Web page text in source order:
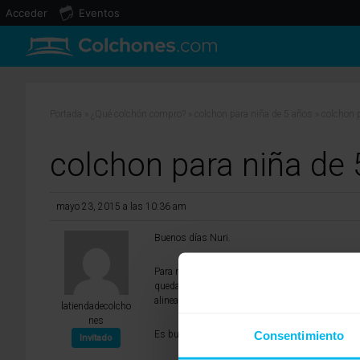
Consentimiento
colchon para niña de
mayo 23, 2015 a las 10:36 am
latiendadecolcho
nes
Invitado
Buenos días Nuri.
Para niños en edad de crecimiento, como es el
quedar siempre en posición horizontal, sin
alineará mejor la espalda y eliminará la
Es bueno que la última capa del colchón sea de
Acceder Eventos